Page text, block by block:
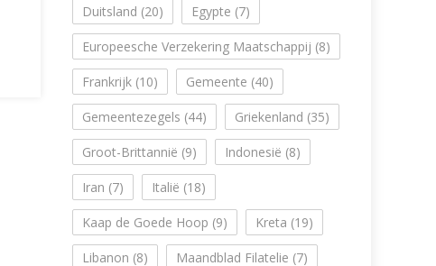
Duitsland (20) Egypte (7)
Europeesche Verzekering Maatschappij (8)
Frankrijk (10) Gemeente (40)
Gemeentezegels (44) Griekenland (35)
Groot-Brittannië (9) Indonesië (8)
Iran (7) Italië (18)
Kaap de Goede Hoop (9) Kreta (19)
Libanon (8) Maandblad Filatelie (7)